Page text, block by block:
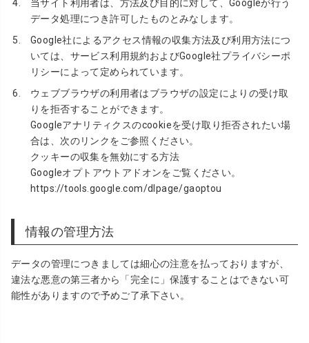
当サイト利用者は、方法及び目的に対して、Googleが行う
データ処理につき許可したものとみなします。
Google社によるアクセス情報の収集方法及び利用方法につ
いては、 サービス利用規約およびGoogle社プライバシーポ
リシーによって定められています。
ウェブブラウザの利用者はブラウザの設定によりの受け取
りを拒否することができます。
Googleアナリティクスのcookieを受け取り拒否されたい場
合は、次のリンクをご参照ください。
クッキーの収集を無効にする方法
Googleオプトアウトアドオンをご覧ください。
https://tools.google.com/dlpage/gaoptou
情報の管理方法
データの管理につきましては細心の注意を払っておりますが、
違法な悪意の第三者から「完全に」保護することはできない可
能性がありますので予めご了承下さい。